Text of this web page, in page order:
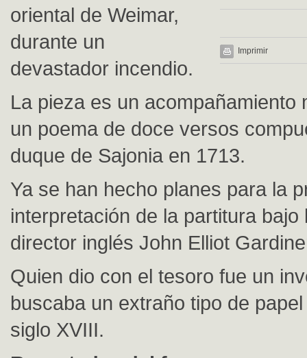
Imprimir
oriental de Weimar,
durante un
devastador incendio.
La pieza es un acompañamiento
un poema de doce versos
duque de Sajonia en 1713.
Ya se han hecho planes para la
interpretación de la partitura bajo
director inglés John Elliot
Quien dio con el tesoro fue un
buscaba un extraño tipo de
siglo XVIII.